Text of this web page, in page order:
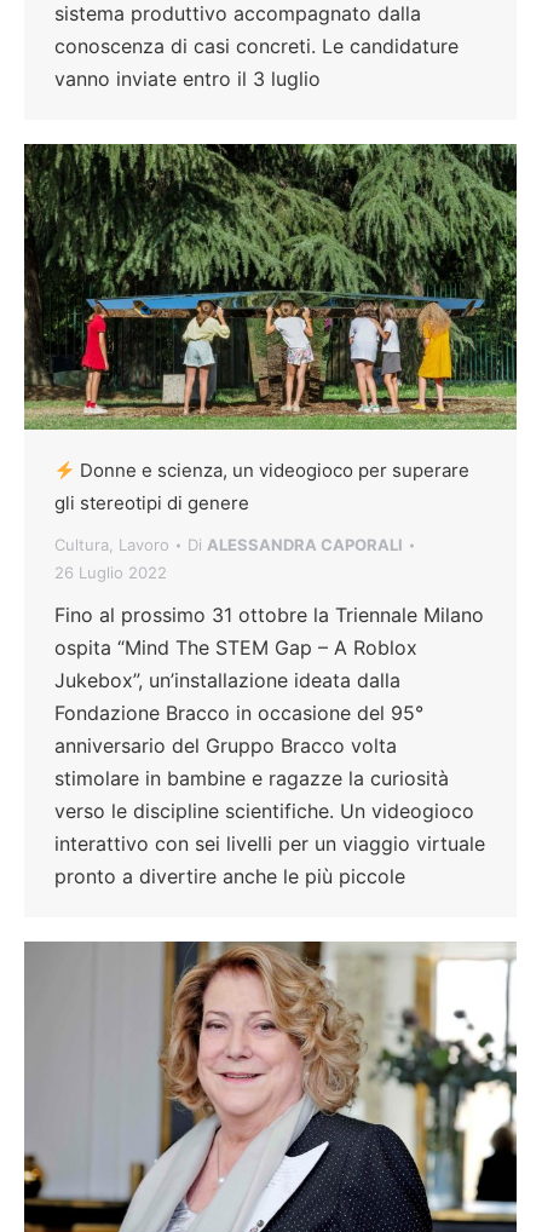
sistema produttivo accompagnato dalla
conoscenza di casi concreti. Le candidature
vanno inviate entro il 3 luglio
Donne e scienza, un videogioco per superare
gli stereotipi di genere
Cultura, Lavoro Di ALESSANDRA CAPORALI
26 Luglio 2022
Fino al prossimo 31 ottobre la Triennale Milano
ospita “Mind The STEM Gap – A Roblox
Jukebox”, un’installazione ideata dalla
Fondazione Bracco in occasione del 95°
anniversario del Gruppo Bracco volta
stimolare in bambine e ragazze la curiosità
verso le discipline scientifiche. Un videogioco
interattivo con sei livelli per un viaggio virtuale
pronto a divertire anche le più piccole